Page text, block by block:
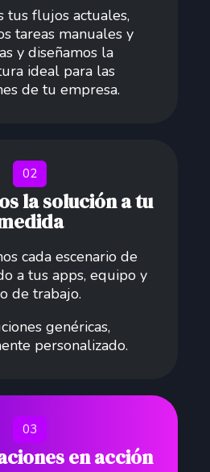
tus flujos actuales,
tareas manuales y
y diseñamos la
ideal para las
de tu empresa.
02
la solución a tu
cada escenario de
a tus apps, equipo y
de trabajo.
genéricas,
personalizado.
03
en acción